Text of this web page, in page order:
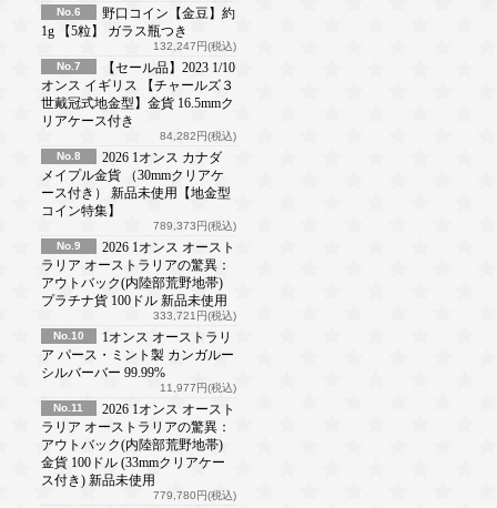
No.6
野口コイン【金豆】約
1g 【5粒】 ガラス瓶つき
132,247円(税込)
No.7
【セール品】2023 1/10
オンス イギリス 【チャールズ３
世戴冠式地金型】金貨 16.5mmク
リアケース付き
84,282円(税込)
No.8
2026 1オンス カナダ
メイプル金貨 （30mmクリアケ
ース付き） 新品未使用【地金型
コイン特集】
789,373円(税込)
No.9
2026 1オンス オースト
ラリア オーストラリアの驚異：
アウトバック(内陸部荒野地帯)
プラチナ貨 100ドル 新品未使用
333,721円(税込)
No.10
1オンス オーストラリ
ア パース・ミント製 カンガルー
シルバーバー 99.99%
11,977円(税込)
No.11
2026 1オンス オースト
ラリア オーストラリアの驚異：
アウトバック(内陸部荒野地帯)
金貨 100ドル (33mmクリアケー
ス付き) 新品未使用
779,780円(税込)